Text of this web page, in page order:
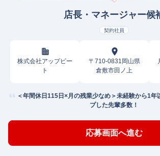
店長・マネージャー候
契約社員
株式会社アップビー
ト
〒710-0831岡山県
倉敷市田ノ上
＜年間休日115日×月の残業少なめ＞未経験から1年
プした先輩多数！
応募画面へ進む